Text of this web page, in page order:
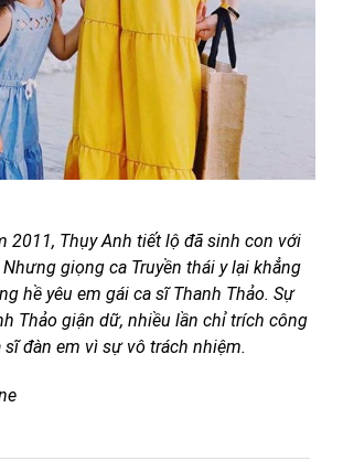
2011, Thụy Anh tiết lộ đã sinh con với
giọng ca Truyền thái y lại khẳng
hề yêu em gái ca sĩ Thanh Thảo. Sự
Thảo giận dữ, nhiều lần chỉ trích công
sĩ đàn em vì sự vô trách nhiệm.